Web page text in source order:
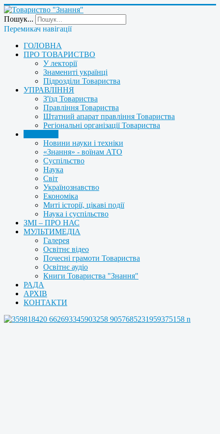
Пошук...
Перемикач навігації
ГОЛОВНА
ПРО ТОВАРИСТВО
У лекторії
Знамениті українці
Підрозділи Товариства
УПРАВЛІННЯ
З'їзд Товариства
Правління Товариства
Штатний апарат правління Товариства
Регіональні організації Товариства
Новини науки і техніки
«Знання» - воїнам АТО
Суспільство
Наука
Світ
Українознавство
Економіка
Миті історії, цікаві події
Наука і суспільство
ЗМІ – ПРО НАС
МУЛЬТИМЕДІА
Галерея
Освітнє відео
Почесні грамоти Товариства
Освітнє аудіо
Книги Товариства "Знання"
РАДА
АРХІВ
КОНТАКТИ